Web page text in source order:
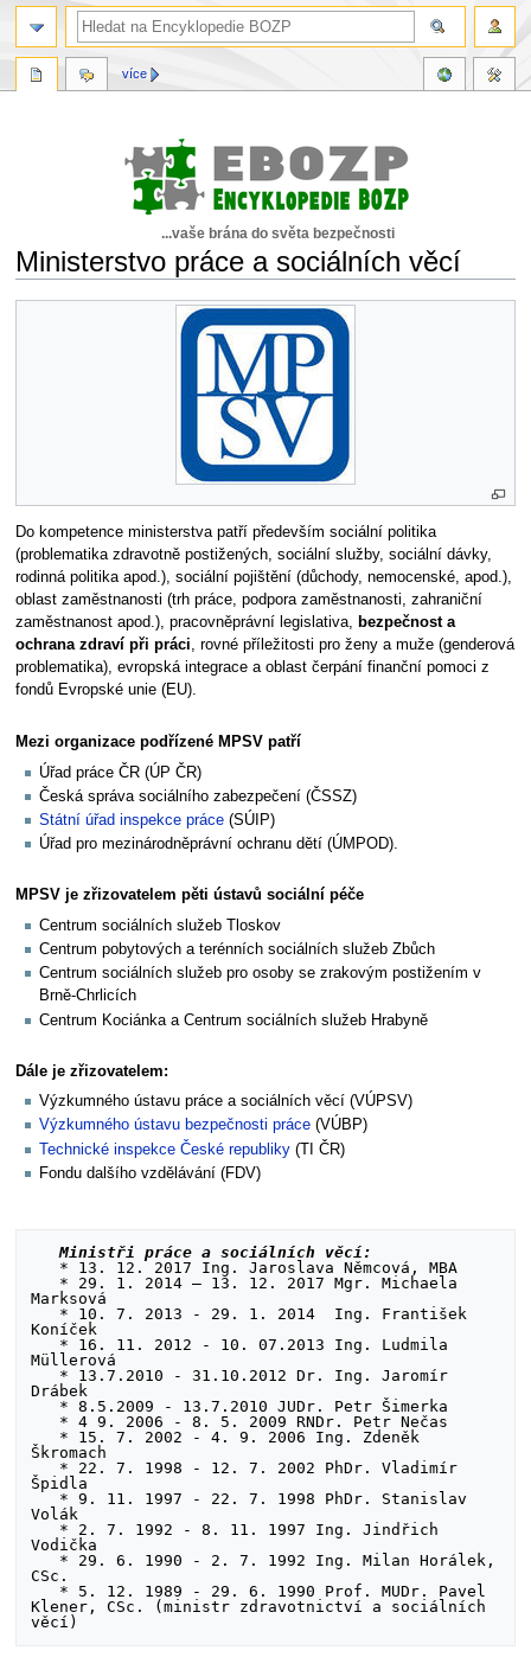
...vaše brána do světa bezpečnosti
Ministerstvo práce a sociálních věcí
Do kompetence ministerstva patří především sociální politika
(problematika zdravotně postižených, sociální služby, sociální dávky,
rodinná politika apod.), sociální pojištění (důchody, nemocenské, apod.),
oblast zaměstnanosti (trh práce, podpora zaměstnanosti, zahraniční
zaměstnanost apod.), pracovněprávní legislativa, bezpečnost a
ochrana zdraví při práci, rovné příležitosti pro ženy a muže (genderová
problematika), evropská integrace a oblast čerpání finanční pomoci z
fondů Evropské unie (EU).
Mezi organizace podřízené MPSV patří
Úřad práce ČR (ÚP ČR)
Česká správa sociálního zabezpečení (ČSSZ)
Státní úřad inspekce práce (SÚIP)
Úřad pro mezinárodněprávní ochranu dětí (ÚMPOD).
MPSV je zřizovatelem pěti ústavů sociální péče
Centrum sociálních služeb Tloskov
Centrum pobytových a terénních sociálních služeb Zbůch
Centrum sociálních služeb pro osoby se zrakovým postižením v
Brně-Chrlicích
Centrum Kociánka a Centrum sociálních služeb Hrabyně
Dále je zřizovatelem:
Výzkumného ústavu práce a sociálních věcí (VÚPSV)
Výzkumného ústavu bezpečnosti práce (VÚBP)
Technické inspekce České republiky (TI ČR)
Fondu dalšího vzdělávání (FDV)
Ministři práce a sociálních věcí:
Marksová
Koníček
Müllerová
Drábek
Škromach
Špidla
Volák
Vodička
CSc.
Klener, CSc. (ministr zdravotnictví a sociálních
více